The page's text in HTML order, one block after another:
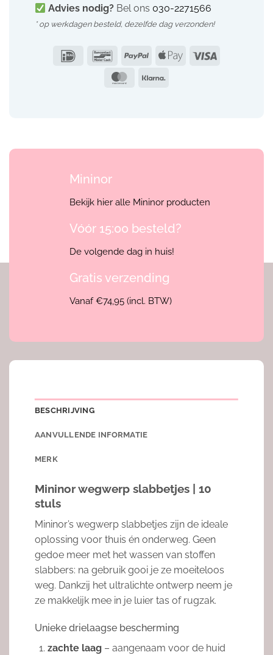
Advies nodig? Bel ons 030-2271566
* op werkdagen besteld, dezelfde dag verzonden!
IDeal Bancontact
PayPal Apple
Visa
MasterCard
Klarna
Mininor
Bekijk hier alle Mininor producten
Vóór 15:00 besteld?
De volgende dag in huis!
Gratis verzending
Vanaf €74,95 (incl. BTW)
BESCHRIJVING
AANVULLENDE INFORMATIE
MERK
Mininor wegwerp slabbetjes | 10
stuls
Mininor’s wegwerp slabbetjes zijn de ideale
oplossing voor thuis én onderweg. Geen
gedoe meer met het wassen van stoffen
slabbers: na gebruik gooi je ze moeiteloos
weg. Dankzij het ultralichte ontwerp neem je
ze makkelijk mee in je luier tas of rugzak.
Unieke drielaagse bescherming
zachte laag– aangenaam voor de huid